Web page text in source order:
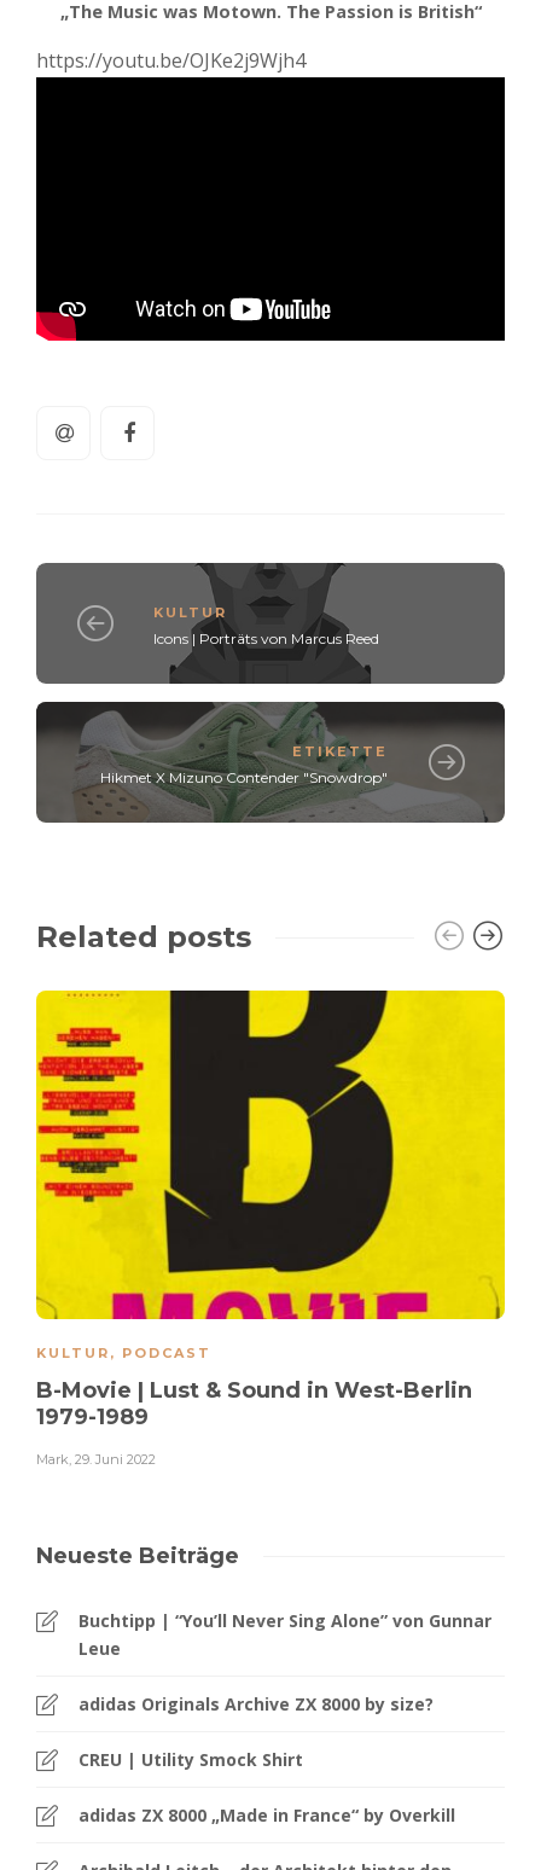
„The Music was Motown. The Passion is British“
https://youtu.be/OJKe2j9Wjh4
KULTUR
Icons | Porträts von Marcus Reed
ETIKETTE
Hikmet X Mizuno Contender "Snowdrop"
Related posts
KULTUR , PODCAST
B-Movie | Lust & Sound in West-Berlin
1979-1989
Mark 29. Juni 2022
Neueste Beiträge
Buchtipp | “You’ll Never Sing Alone” von Gunnar
Leue
adidas Originals Archive ZX 8000 by size?
CREU | Utility Smock Shirt
adidas ZX 8000 „Made in France“ by Overkill